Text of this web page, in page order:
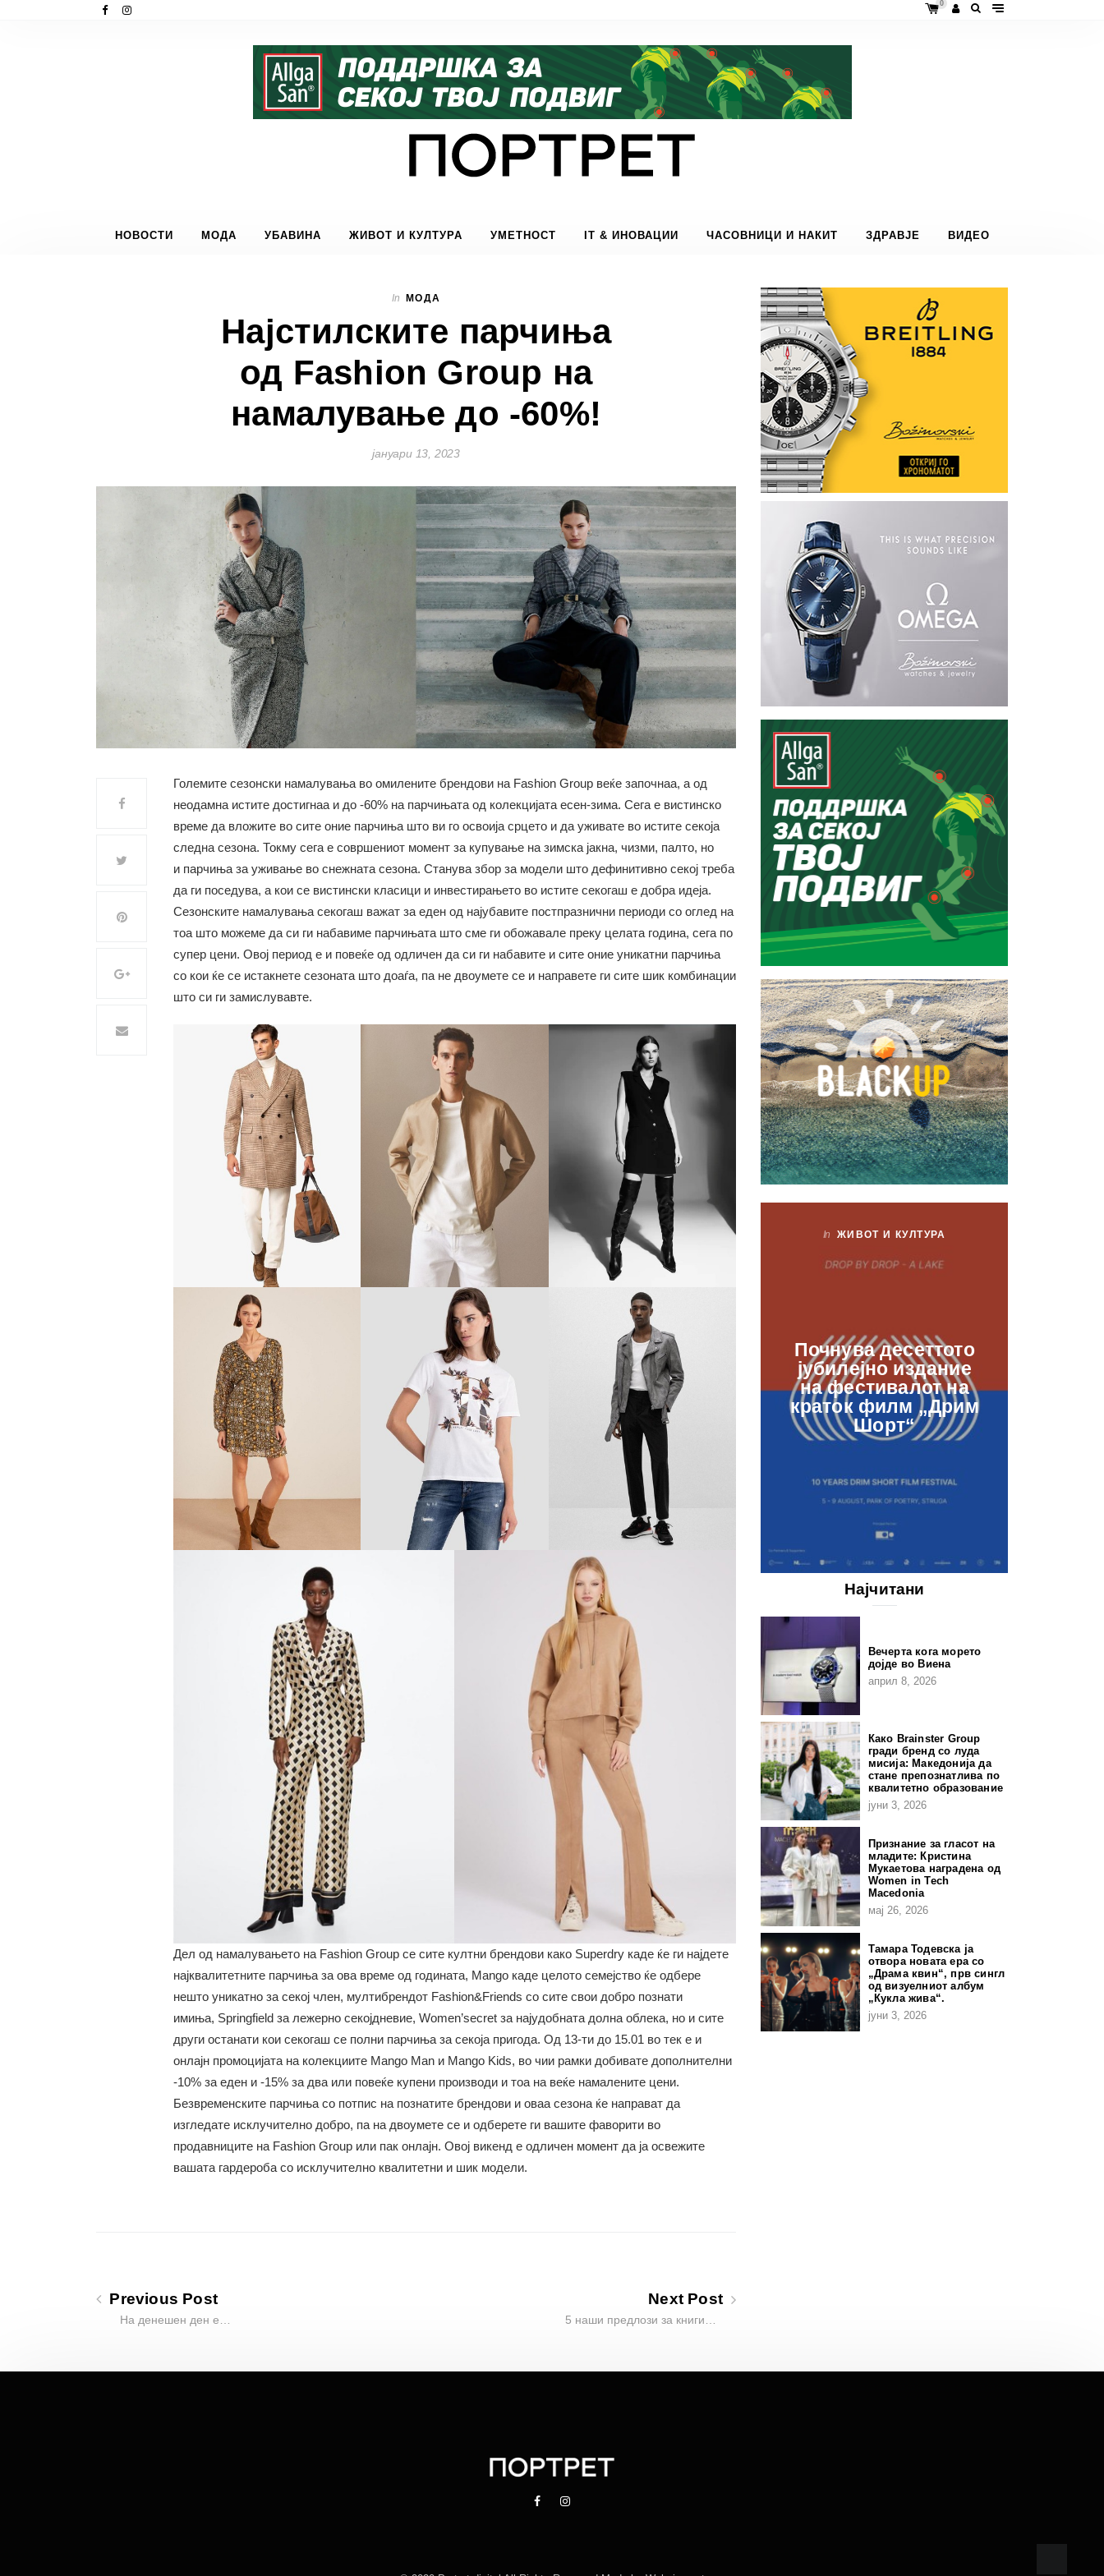
0
НОВОСТИ МОДА УБАВИНА ЖИВОТ И КУЛТУРА УМЕТНОСТ IT & ИНОВАЦИИ ЧАСОВНИЦИ И НАКИТ ЗДРАВЈЕ ВИДЕО
In МОДА
Најстилските парчиња
од Fashion Group на
намалување до -60%!
јануари 13, 2023
Големите сезонски намалувања во омилените брендови на Fashion Group веќе започнаа, а од
неодамна истите достигнаа и до -60% на парчињата од колекцијата есен-зима. Сега е вистинско
време да вложите во сите оние парчиња што ви го освоија срцето и да уживате во истите секоја
следна сезона. Токму сега е совршениот момент за купување на зимска јакна, чизми, палто, но
и парчиња за уживање во снежната сезона. Станува збор за модели што дефинитивно секој треба
да ги поседува, а кои се вистински класици и инвестирањето во истите секогаш е добра идеја.
Сезонските намалувања секогаш важат за еден од најубавите постпразнични периоди со оглед на
тоа што можеме да си ги набавиме парчињата што сме ги обожавале преку целата година, сега по
супер цени. Овој период е и повеќе од одличен да си ги набавите и сите оние уникатни парчиња
со кои ќе се истакнете сезоната што доаѓа, па не двоумете се и направете ги сите шик комбинации
што си ги замислувавте.
Дел од намалувањето на Fashion Group се сите култни брендови како Superdry каде ќе ги најдете
најквалитетните парчиња за ова време од годината, Mango каде целото семејство ќе одбере
нешто уникатно за секој член, мултибрендот Fashion&Friends со сите свои добро познати
имиња, Springfield за лежерно секојдневие, Women’secret за најудобната долна облека, но и сите
други останати кои секогаш се полни парчиња за секоја пригода. Од 13-ти до 15.01 во тек е и
онлајн промоцијата на колекциите Mango Man и Mango Kids, во чии рамки добивате дополнителни
-10% за еден и -15% за два или повеќе купени производи и тоа на веќе намалените цени.
Безвременските парчиња со потпис на познатите брендови и оваа сезона ќе направат да
изгледате исклучително добро, па на двоумете се и одберете ги вашите фаворити во
продавниците на Fashion Group или пак онлајн. Овој викенд е одличен момент да ја освежите
вашата гардероба со исклучително квалитетни и шик модели.
Previous Post
На денешен ден е…
Next Post
5 наши предлози за книги…
In ЖИВОТ И КУЛТУРА
Почнува десеттото
јубилејно издание
на фестивалот на
краток филм „Дрим
Шорт“
Најчитани
Вечерта кога морето
дојде во Виена
април 8, 2026
Како Brainster Group
гради бренд со луда
мисија: Македонија да
стане препознатлива по
квалитетно образование
јуни 3, 2026
Признание за гласот на
младите: Кристина
Мукаетова наградена од
Women in Tech
Macedonia
мај 26, 2026
Тамара Тодевска ја
отвора новата ера со
„Драма квин“, прв сингл
од визуелниот албум
„Кукла жива“.
јуни 3, 2026